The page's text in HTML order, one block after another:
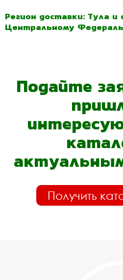
Регион доставки: Тула
Центральному
Подайте
Получить